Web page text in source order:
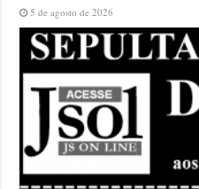
5 de agosto de 2026